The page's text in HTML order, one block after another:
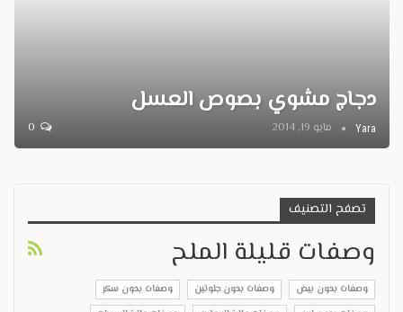
دجاج مشوي بصوص العسل
Yara مايو 19, 2014
تصفح التصنيف
وصفات قليلة الملح
وصفات بدون بيض وصفات بدون جلوتين
وصفات بدون سكر